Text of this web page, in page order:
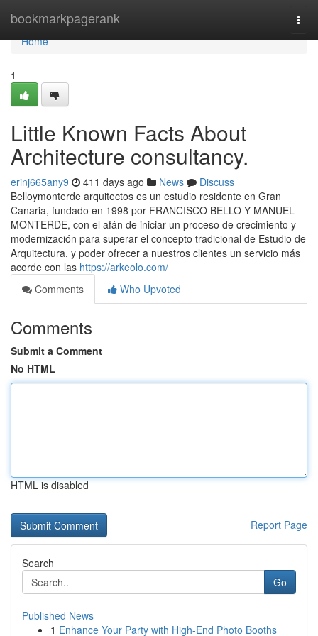
bookmarkpagerank
Home
Home
1
Little Known Facts About
Architecture consultancy.
erinj665any9 411 days ago News
Discuss
Belloymonterde arquitectos es un estudio residente en Gran
Canaria, fundado en 1998 por FRANCISCO BELLO Y MANUEL
MONTERDE, con el afán de iniciar un proceso de crecimiento y
modernización para superar el concepto tradicional de Estudio de
Arquitectura, y poder ofrecer a nuestros clientes un servicio más
acorde con las https://arkeolo.com/
Comments
Who Upvoted
Comments
Submit a Comment
No HTML
HTML is disabled
Report Page
Search
Go
Published News
1 Enhance Your Party with High-End Photo Booths